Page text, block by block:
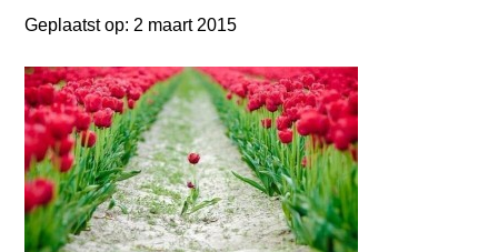
Geplaatst op: 2 maart 2015